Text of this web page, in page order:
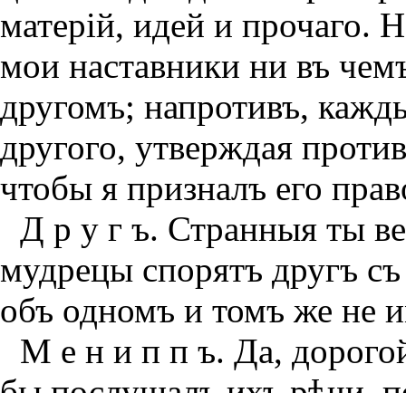
матерiй, идей и прочаго.
мои наставники ни въ
другомъ; напротивъ,
другого, утверждая
чтобы я призналъ его
Д р у г ъ. Странныя ты
мудрецы спорятъ другъ
объ одномъ и томъ же не
М е н и п п ъ. Да,